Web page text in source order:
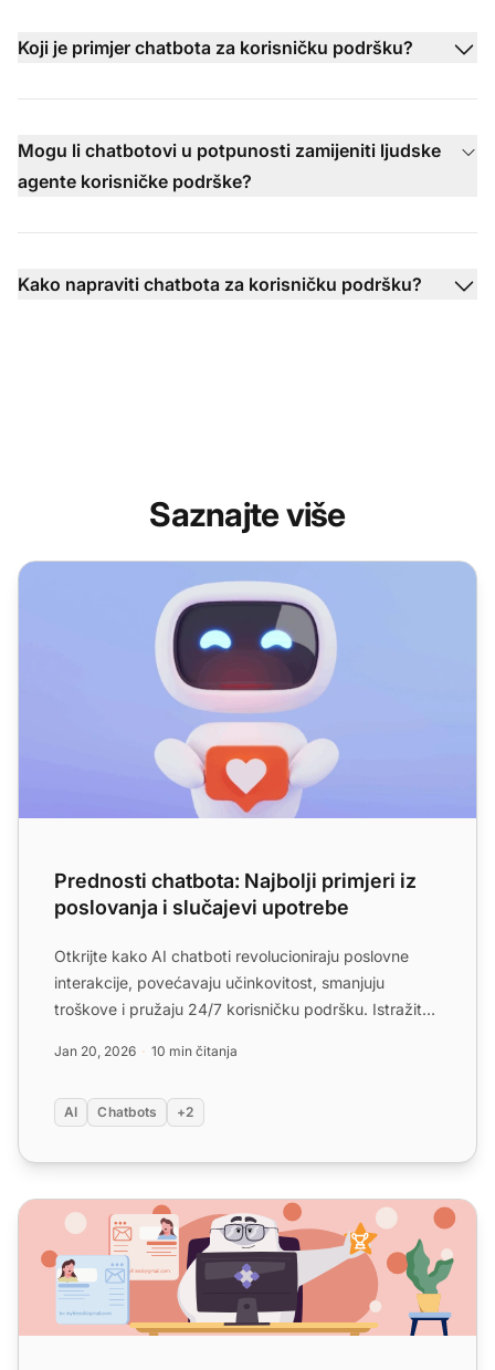
Koji je primjer chatbota za korisničku podršku?
Mogu li chatbotovi u potpunosti zamijeniti ljudske
agente korisničke podrške?
Kako napraviti chatbota za korisničku podršku?
Saznajte više
Prednosti chatbota: Najbolji primjeri iz poslovanja i
Prednosti chatbota: Najbolji primjeri iz
poslovanja i slučajevi upotrebe
Otkrijte kako AI chatboti revolucioniraju poslovne
interakcije, povećavaju učinkovitost, smanjuju
troškove i pružaju 24/7 korisničku podršku. Istražite
Jan 20, 2026 10 min čitanja
AI Chatbots +2
AI agenti za korisničku službu: Kako poboljšavaju uslugu